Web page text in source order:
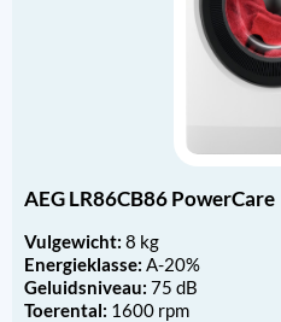
AEG LR86CB86 PowerCare
Vulgewicht: 8 kg
Energieklasse: A-20%
Geluidsniveau: 75 dB
Toerental: 1600 rpm